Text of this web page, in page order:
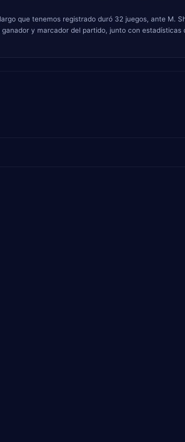
que tenemos registrado duró 32 juegos, ante M.
y marcador del partido, junto con estadísticas